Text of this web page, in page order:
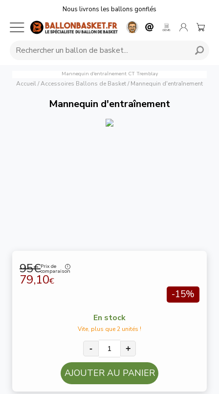
Nous livrons les ballons gonflés
Mannequin d'entraînement CT Tremblay
Accueil/Accessoires Ballons de Basket/ Mannequin d'entraînement
Mannequin d'entraînement
95€Prix de
comparaison
79,10€
-15%
En stock
Vite, plus que 2 unités !
- +
AJOUTER AU PANIER